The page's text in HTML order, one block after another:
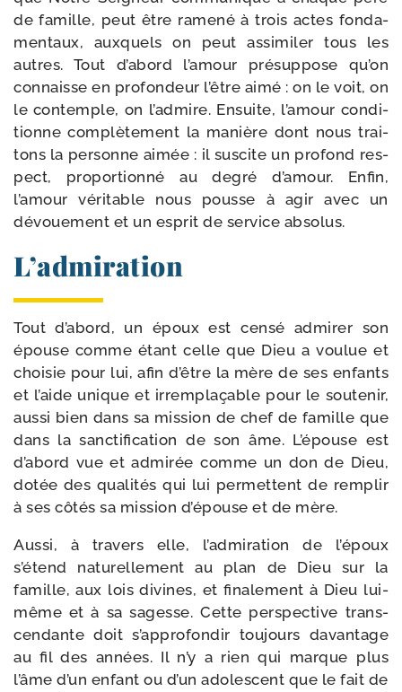
de famille, peut être rame­né à trois actes fon­da­
men­taux, aux­quels on peut assi­mi­ler tous les
autres. Tout d’abord l’amour pré­sup­pose qu’on
connaisse en pro­fon­deur l’être aimé : on le voit, on
le contemple, on l’admire. Ensuite, l’amour condi­
tionne com­plè­te­ment la manière dont nous trai­
tons la per­sonne aimée : il sus­cite un pro­fond res­
pect, pro­por­tion­né au degré d’amour. Enfin,
l’amour véri­table nous pousse à agir avec un
dévoue­ment et un esprit de ser­vice absolus.
L’admiration
Tout d’abord, un époux est cen­sé admi­rer son
épouse comme étant celle que Dieu a vou­lue et
choi­sie pour lui, afin d’être la mère de ses enfants
et l’aide unique et irrem­pla­çable pour le sou­te­nir,
aus­si bien dans sa mis­sion de chef de famille que
dans la sanc­ti­fi­ca­tion de son âme. L’épouse est
d’abord vue et admi­rée comme un don de Dieu,
dotée des qua­li­tés qui lui per­mettent de rem­plir
à ses côtés sa mis­sion d’épouse et de mère.
Aussi, à tra­vers elle, l’admiration de l’époux
s’étend natu­rel­le­ment au plan de Dieu sur la
famille, aux lois divines, et fina­le­ment à Dieu lui-​
même et à sa sagesse. Cette pers­pec­tive trans­
cen­dante doit s’approfondir tou­jours davan­tage
au fil des années. Il n’y a rien qui marque plus
l’âme d’un enfant ou d’un ado­les­cent que le fait de